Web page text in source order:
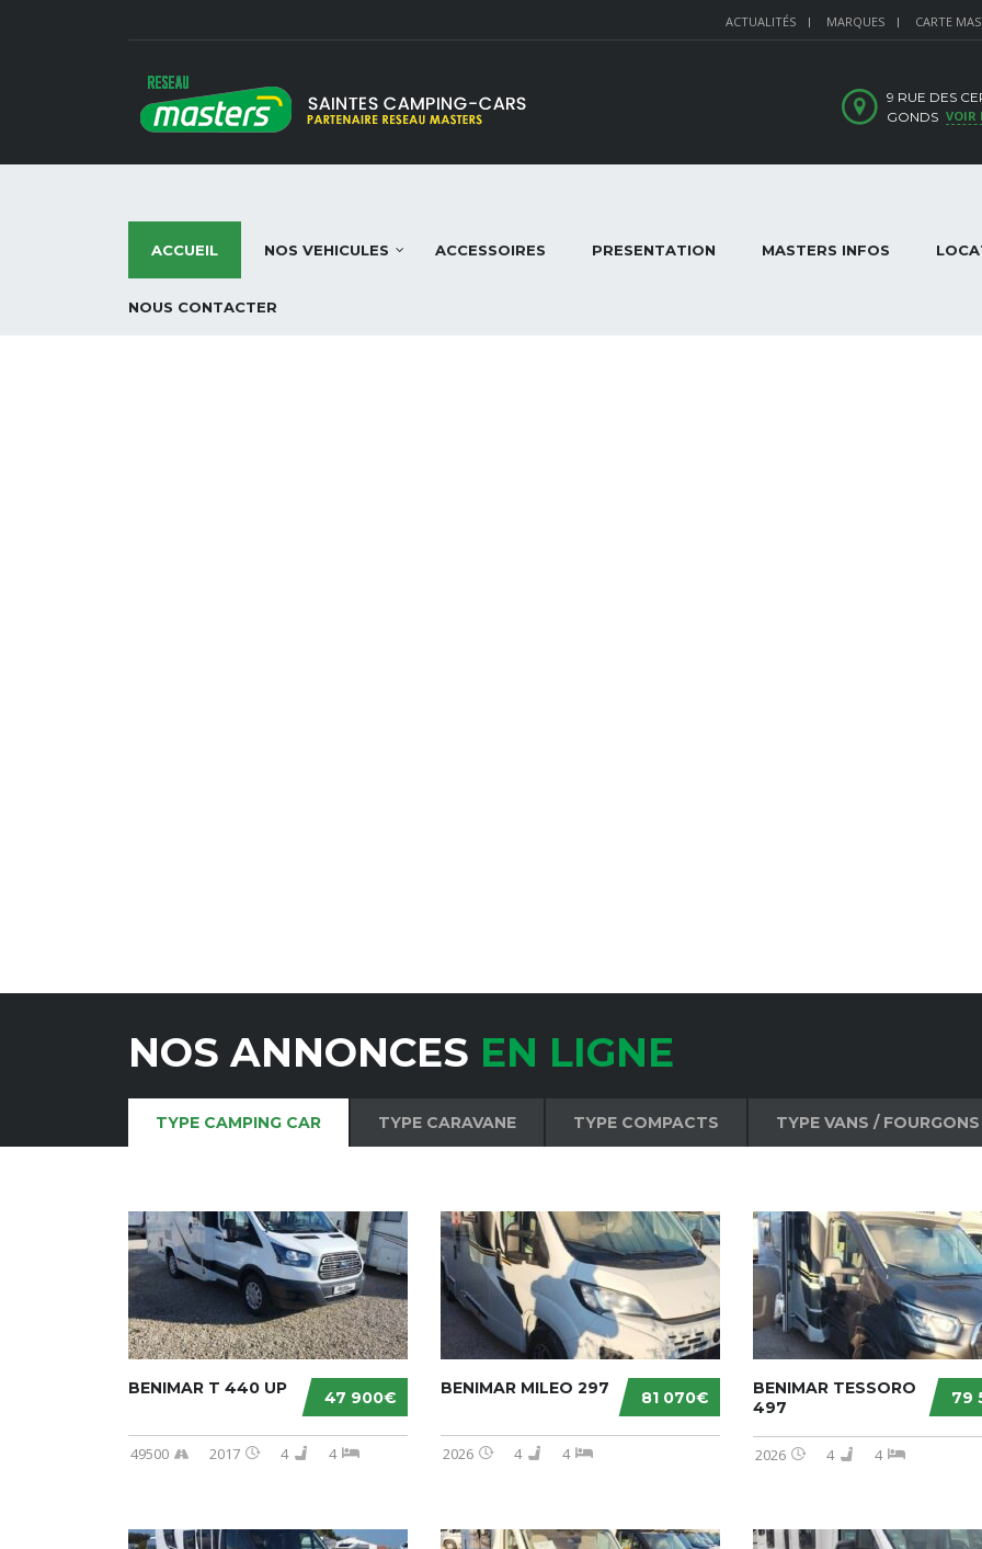
ACTUALITÉS MARQUES CARTE
9 RUE DES
GONDS VOIR
ACCUEIL NOS VEHICULES ACCESSOIRES PRESENTATION MASTERS INFOS
NOUS CONTACTER
NOS ANNONCES EN LIGNE
TYPE CAMPING CAR TYPE CARAVANE TYPE COMPACTS TYPE VANS / FOURGONS
47 900€
BENIMAR T 440 UP
49500 2017 4 4
81 070€
BENIMAR MILEO 297
2026 4 4
79
BENIMAR TESSORO
497
2026 4 4